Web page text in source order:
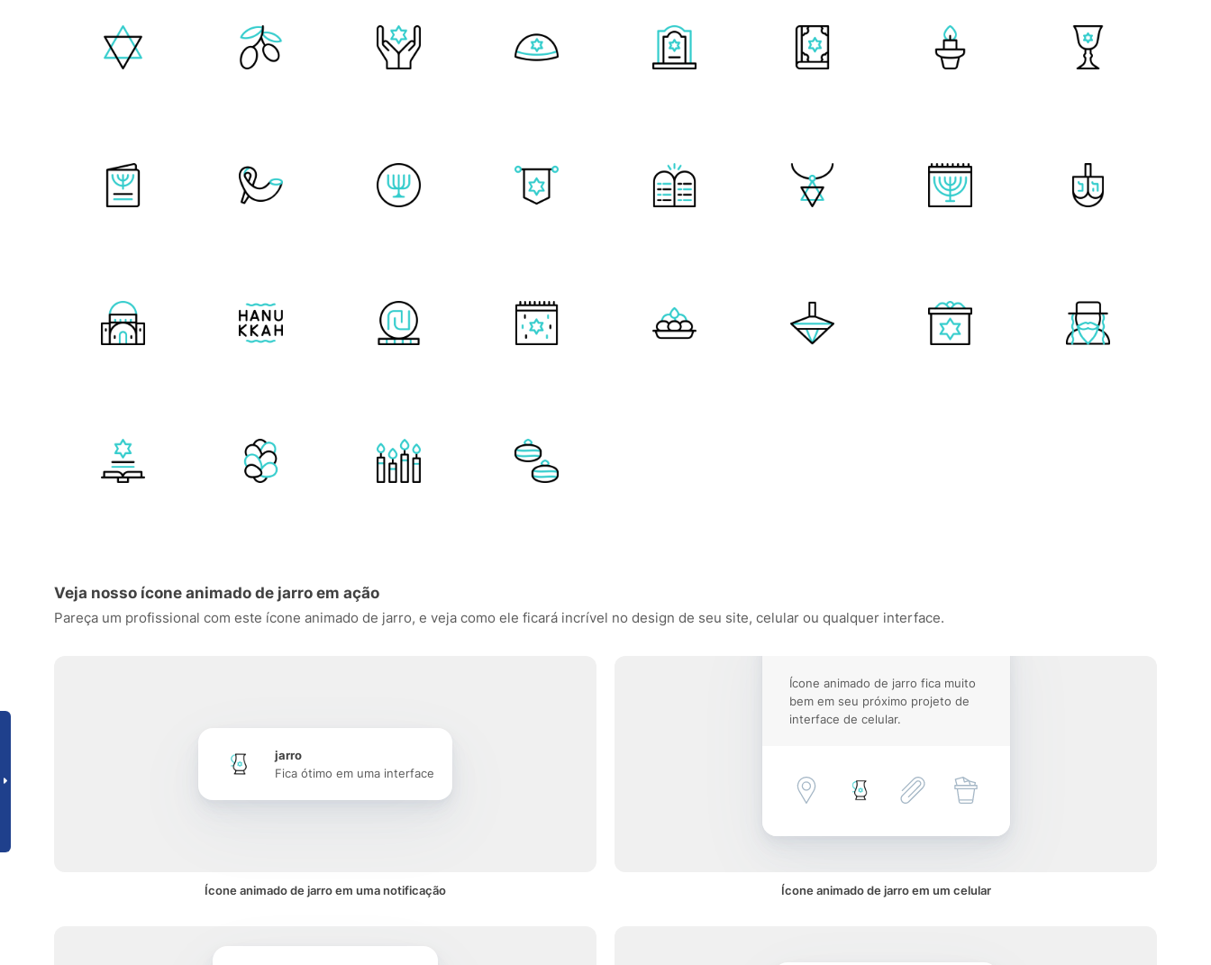
Veja nosso ícone animado de jarro em ação
Pareça um profissional com este ícone animado de jarro, e veja como ele ficará incrível no design de seu site, celular ou qualquer interface.
jarro
Fica ótimo em uma interface
Ícone animado de jarro em uma notificação
Ícone animado de jarro fica muito
bem em seu próximo projeto de
interface de celular.
Ícone animado de jarro em um celular